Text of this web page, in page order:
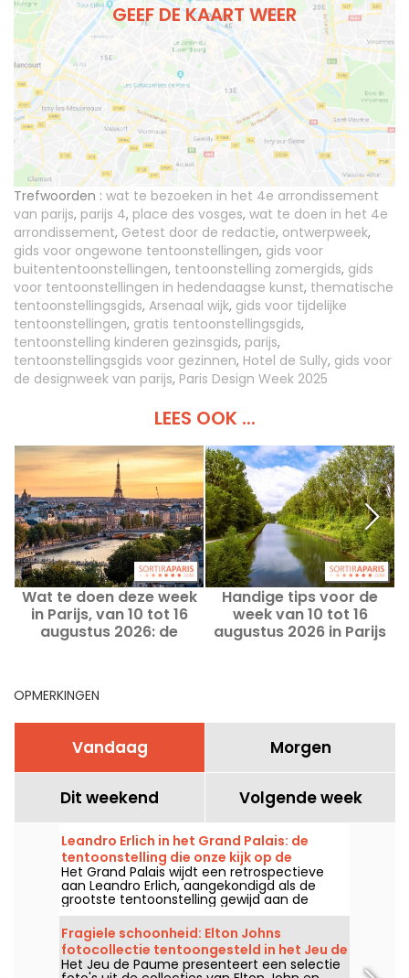
GEEF DE KAART WEER
Trefwoorden : wat te bezoeken in het 4e arrondissement
van parijs, parijs 4, place des vosges, wat te doen in het 4e
arrondissement, Getest door de redactie, ontwerpweek,
gids voor ongewone tentoonstellingen, gids voor
buitententoonstellingen, tentoonstelling zomergids, gids
voor tentoonstellingen in hedendaagse kunst, thematische
tentoonstellingsgids, Arsenaal wijk, gids voor tijdelijke
tentoonstellingen, gratis tentoonstellingsgids,
tentoonstelling kinderen gezinsgids, parijs,
tentoonstellingsgids voor gezinnen, Hotel de Sully, gids voor
de designweek van parijs, Paris Design Week 2025
LEES OOK ...
Wat te doen deze week
in Parijs, van 10 tot 16
augustus 2026: de
Handige tips voor de
week van 10 tot 16
augustus 2026 in Parijs
OPMERKINGEN
Vandaag Morgen
Dit weekend Volgende week
Leandro Erlich in het Grand Palais: de
tentoonstelling die onze kijk op de
werkelijkheid transformeert - onze foto's
Het Grand Palais wijdt een retrospectieve
aan Leandro Erlich, aangekondigd als de
grootste tentoonstelling gewijd aan de
kunstenaar in Europa! Afspraak van 2 juni tot
6 september 2026 om het unieke universum
van Leandro Erlich te ontdekken, bekend om
zijn installaties die onze referentiepunten en
onze perceptie in de openbare ruimte
Fragiele schoonheid: Elton Johns
fotocollectie tentoongesteld in het Jeu de
Paume - onze foto's
Het Jeu de Paume presenteert een selectie